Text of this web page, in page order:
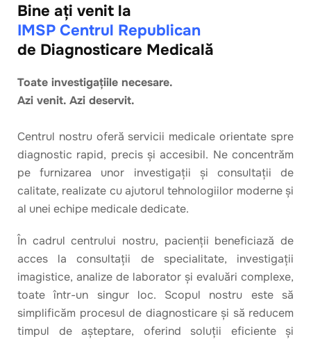
Bine ați venit la
IMSP Centrul Republican
de Diagnosticare Medicală
Toate investigațiile necesare.
Azi venit. Azi deservit.
Centrul nostru oferă servicii medicale orientate spre
diagnostic rapid, precis și accesibil. Ne concentrăm
pe furnizarea unor investigații și consultații de
calitate, realizate cu ajutorul tehnologiilor moderne și
al unei echipe medicale dedicate.
În cadrul centrului nostru, pacienții beneficiază de
acces la consultații de specialitate, investigații
imagistice, analize de laborator și evaluări complexe,
toate într-un singur loc. Scopul nostru este să
simplificăm procesul de diagnosticare și să reducem
timpul de așteptare, oferind soluții eficiente și